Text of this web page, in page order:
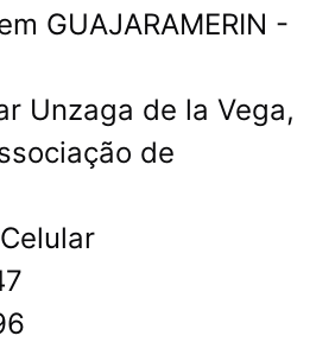
GUAJARAMERIN -
Unzaga de la Vega,
de